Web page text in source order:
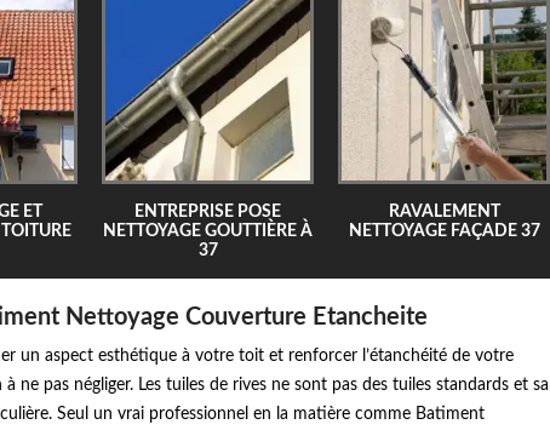
ET
ENTREPRISE POSE
NETTOYAGE GOUTTIÈRE À
37
RAVALEMENT
NETTOYAGE FAÇADE 37
Nettoyage Couverture Etancheite
un aspect esthétique à votre toit et renforcer l’étanchéité de votre
pas négliger. Les tuiles de rives ne sont pas des tuiles standards et sa
Seul un vrai professionnel en la matière comme Batiment